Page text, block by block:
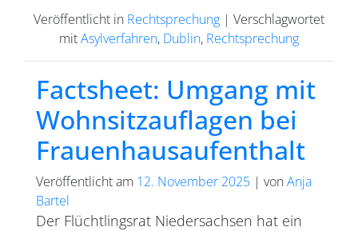
Veröffentlicht in Rechtsprechung | Verschlagwortet
mitAsylverfahren, Dublin, Rechtsprechung
Factsheet: Umgang mit
Wohnsitzauflagen bei
Frauenhausaufenthalt
Veröffentlicht am 12. November 2025 | vonAnja
Bartel
Der Flüchtlingsrat Niedersachsen hat ein